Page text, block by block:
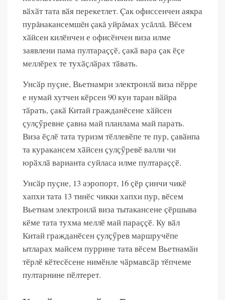
вӑхӑт тата вӑя перекетлет. Çак офиссенчен аякра
пурăнакансемшĕн çакă уйрăмах усăллă. Вӗсем
хӑйсен килӗнчен е офисӗнчен виза илме
заявлени пама пултараҫҫӗ, ҫакӑ вара ҫак ӗҫе
меллӗрех те тухӑҫлӑрах тӑвать.
Унсӑр пуҫне, Вьетнамри электронлӑ виза пӗрре
е нумай хутчен кӗрсен 90 кун таран вӑйра
тӑрать, ҫакӑ Китай гражданӗсене хӑйсен
ҫулҫӳревне ҫавна май планлама май парать.
Виза ӗҫлӗ тата туризм тӗллевӗпе те пур, ҫавӑнпа
та куракансем хӑйсен ҫулҫӳревӗ валли чи
юрӑхлӑ варианта суйласа илме пултараҫҫӗ.
Унсӑр пуҫне, 13 аэропорт, 16 ҫӗр ҫинчи чикӗ
хапхи тата 13 тинӗс чикки хапхи пур, вӗсем
Вьетнам электронлӑ виза тытакансене ҫӗршыва
кӗме тата тухма меллӗ май параҫҫӗ. Ку вӑл
Китай гражданӗсен ҫулҫӳрев маршручӗпе
ытларах майсем пуррине тата вӗсем Вьетнамӑн
тӗрлӗ кӗтесӗсене нимӗнле чӑрмавсӑр тӗпчеме
пултарнине пӗлтерет.